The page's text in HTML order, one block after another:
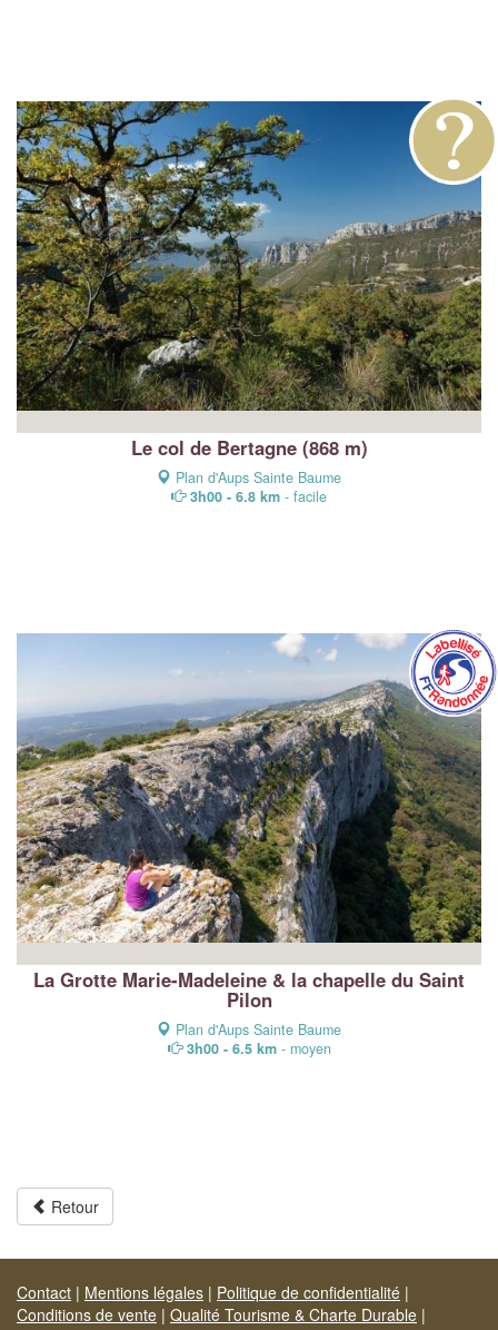
Le col de Bertagne (868 m)
Plan d'Aups Sainte Baume
3h00 - 6.8 km - facile
La Grotte Marie-Madeleine & la chapelle du Saint
Pilon
Plan d'Aups Sainte Baume
3h00 - 6.5 km- moyen
Retour
Contact | Mentions légales | Politique de confidentialité |
Conditions de vente | Qualité Tourisme & Charte Durable |